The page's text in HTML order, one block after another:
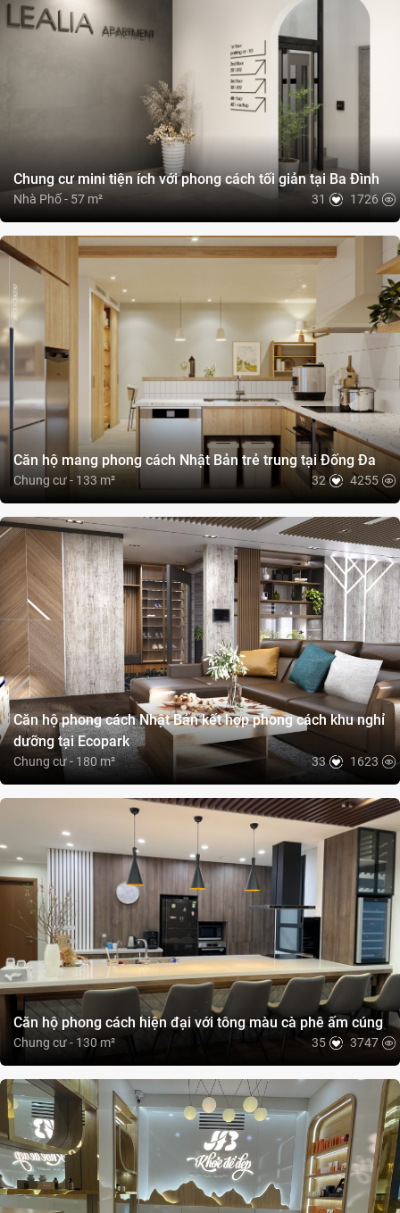
Chung cư mini tiện ích với phong cách tối giản tại Ba Đình
Nhà Phố - 57 m² 31 1726
Căn hộ mang phong cách Nhật Bản trẻ trung tại Đống Đa
Chung cư - 133 m² 32 4255
Căn hộ phong cách Nhật Bản kết hợp phong cách khu nghỉ
dưỡng tại Ecopark
Chung cư - 180 m² 33 1623
Căn hộ phong cách hiện đại với tông màu cà phê ấm cúng
Chung cư - 130 m² 35 3747